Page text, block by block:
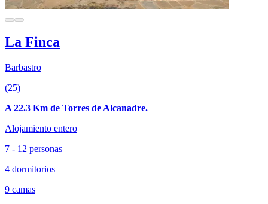
La Finca
Barbastro
(25)
A 22.3 Km de Torres de Alcanadre.
Alojamiento entero
7 - 12 personas
4 dormitorios
9 camas